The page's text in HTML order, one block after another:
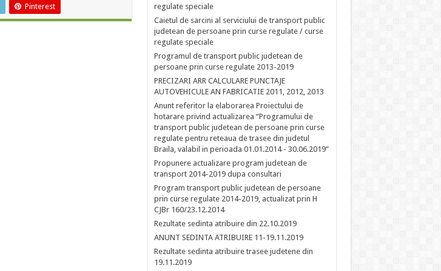
Pinterest
regulate speciale
Caietul de sarcini al serviciului de transport public
judetean de persoane prin curse regulate / curse
regulate speciale
Programul de transport public judetean de
persoane prin curse regulate 2013-2019
PRECIZARI ARR CALCULARE PUNCTAJE
AUTOVEHICULE AN FABRICATIE 2011, 2012, 2013
Anunt referitor la elaborarea Proiectului de
hotarare privind actualizarea “Programului de
transport public judetean de persoane prin curse
regulate pentru reteaua de trasee din judetul
Braila, valabil in perioada 01.01.2014 - 30.06.2019”
Propunere actualizare program judetean de
transport 2014-2019 dupa consultari
Program transport public judetean de persoane
prin curse regulate 2014-2019, actualizat prin H
CJBr 160/23.12.2014
Rezultate sedinta atribuire din 22.10.2019
ANUNT SEDINTA ATRIBUIRE 11-19.11.2019
Rezultate sedinta atribuire trasee judetene din
19.11.2019